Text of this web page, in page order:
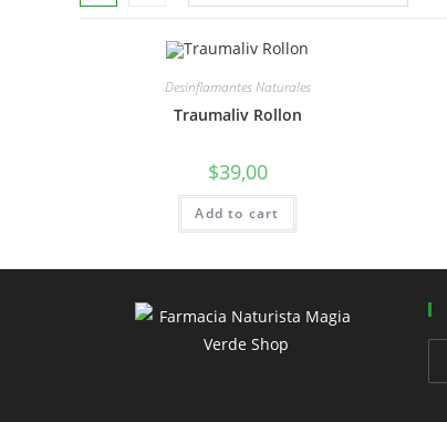
Desinflamantes Naturales
Traumaliv Rollon
$39,00
Add to cart